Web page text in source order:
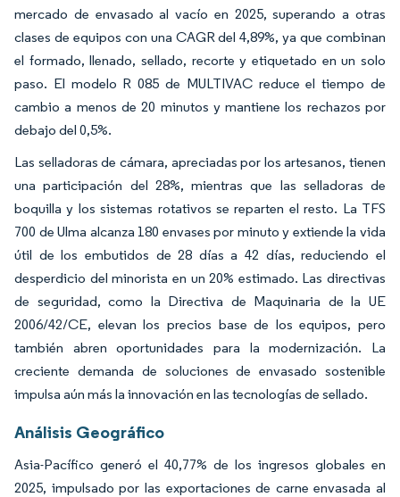
mercado de envasado al vacío en 2025, superando a otras
clases de equipos con una CAGR del 4,89%, ya que combinan
el formado, llenado, sellado, recorte y etiquetado en un solo
paso. El modelo R 085 de MULTIVAC reduce el tiempo de
cambio a menos de 20 minutos y mantiene los rechazos por
debajo del 0,5%.
Las selladoras de cámara, apreciadas por los artesanos, tienen
una participación del 28%, mientras que las selladoras de
boquilla y los sistemas rotativos se reparten el resto. La TFS
700 de Ulma alcanza 180 envases por minuto y extiende la vida
útil de los embutidos de 28 días a 42 días, reduciendo el
desperdicio del minorista en un 20% estimado. Las directivas
de seguridad, como la Directiva de Maquinaria de la UE
2006/42/CE, elevan los precios base de los equipos, pero
también abren oportunidades para la modernización. La
creciente demanda de soluciones de envasado sostenible
impulsa aún más la innovación en las tecnologías de sellado.
Análisis Geográfico
Asia-Pacífico generó el 40,77% de los ingresos globales en
2025, impulsado por las exportaciones de carne envasada al